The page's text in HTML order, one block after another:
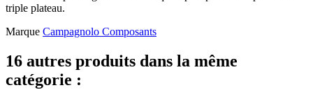
triple plateau.
Marque Campagnolo Composants
16 autres produits dans la même
catégorie :